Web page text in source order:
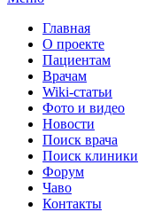
Главная
О проекте
Пациентам
Врачам
Wiki-статьи
Фото и видео
Новости
Поиск врача
Поиск клиники
Форум
Чаво
Контакты